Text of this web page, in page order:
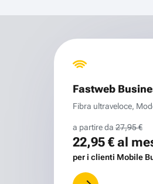
Fastweb
Fibra ultraveloce,
a partire da 27,95 €
22,95 €al
per i clienti Mobile